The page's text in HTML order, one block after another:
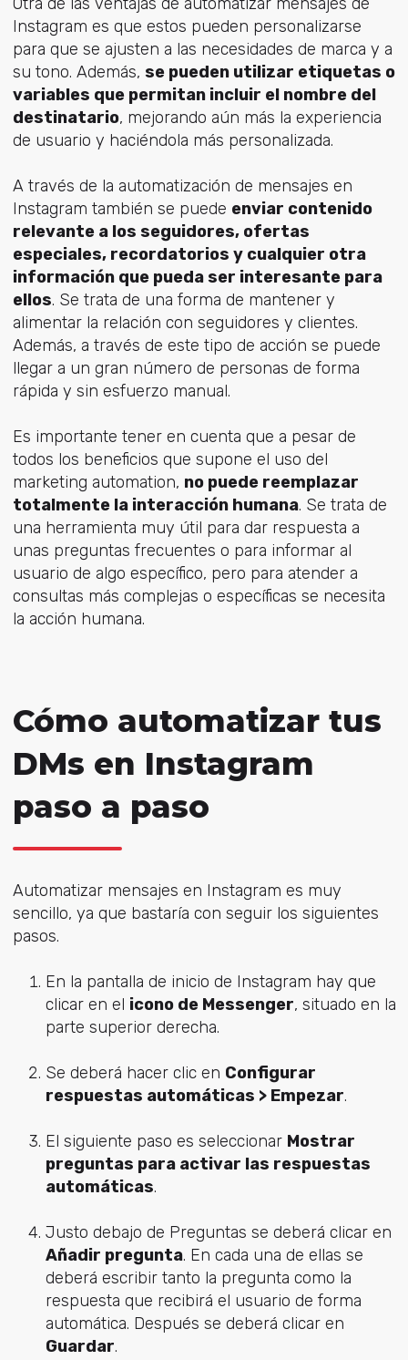
Instagram es que estos pueden personalizarse
para que se ajusten a las necesidades de marca y a
su tono. Además, se pueden utilizar etiquetas o
variables que permitan incluir el nombre del
destinatario, mejorando aún más la experiencia
de usuario y haciéndola más personalizada.
A través de la automatización de mensajes en
Instagram también se puede enviar contenido
relevante a los seguidores, ofertas
especiales, recordatorios y cualquier otra
información que pueda ser interesante para
ellos. Se trata de una forma de mantener y
alimentar la relación con seguidores y clientes.
Además, a través de este tipo de acción se puede
llegar a un gran número de personas de forma
rápida y sin esfuerzo manual.
Es importante tener en cuenta que a pesar de
todos los beneficios que supone el uso del
marketing automation, no puede reemplazar
totalmente la interacción humana. Se trata de
una herramienta muy útil para dar respuesta a
unas preguntas frecuentes o para informar al
usuario de algo específico, pero para atender a
consultas más complejas o específicas se necesita
la acción humana.
Cómo automatizar tus
DMs en Instagram
paso a paso
Automatizar mensajes en Instagram es muy
sencillo, ya que bastaría con seguir los siguientes
pasos.
En la pantalla de inicio de Instagram hay que
clicar en el icono de Messenger, situado en la
parte superior derecha.
Se deberá hacer clic en Configurar
respuestas automáticas > Empezar.
El siguiente paso es seleccionar Mostrar
preguntas para activar las respuestas
automáticas.
Justo debajo de Preguntas se deberá clicar en
Añadir pregunta. En cada una de ellas se
deberá escribir tanto la pregunta como la
respuesta que recibirá el usuario de forma
automática. Después se deberá clicar en
Guardar.